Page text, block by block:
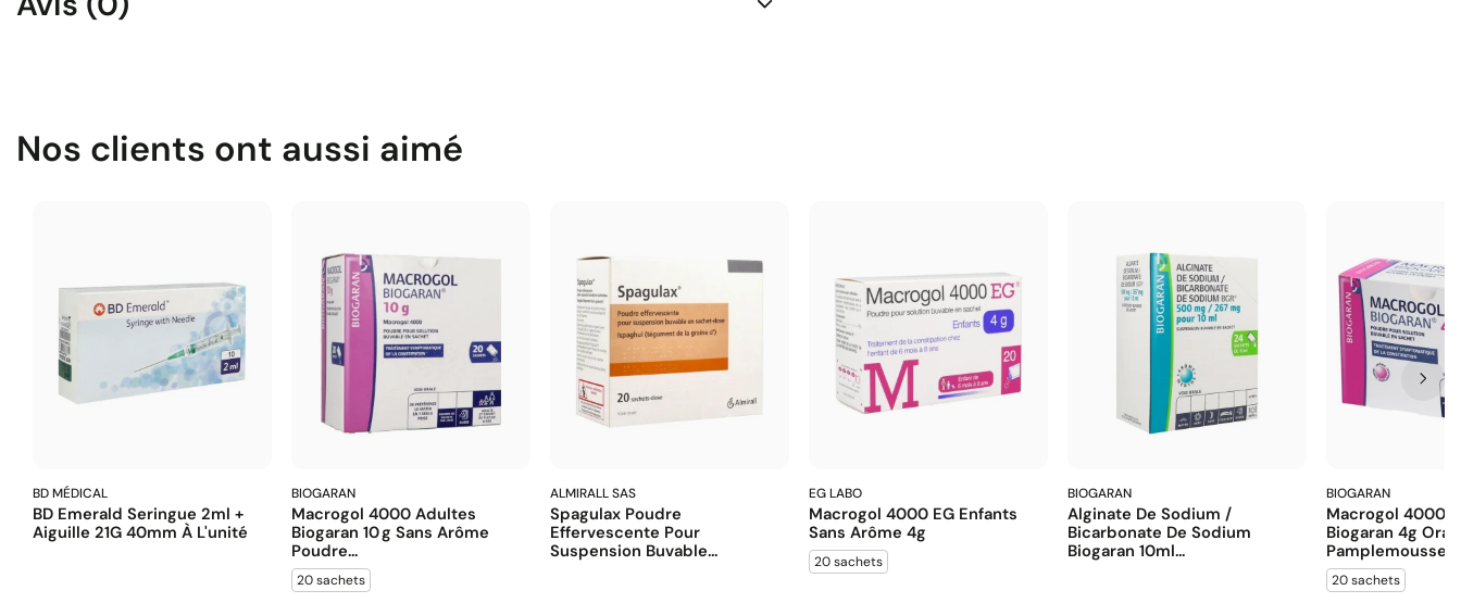
Nos clients ont aussi aimé
BD MÉDICAL
BD Emerald Seringue 2ml +
Aiguille 21G 40mm À L'unité
BIOGARAN
Macrogol 4000 Adultes
Biogaran 10 G Sans Arôme
Poudre...
20 sachets
ALMIRALL SAS
Spagulax Poudre
Effervescente Pour
Suspension Buvable...
EG LABO
Macrogol 4000 EG Enfants
Sans Arôme 4g
20 sachets
BIOGARAN
Alginate De Sodium /
Bicarbonate De Sodium
Biogaran 10ml...
BIOGARAN
Macrogol 4000
Biogaran 4g
Pamplemousse...
20 sachets